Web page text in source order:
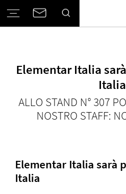
Elementar Italia
Italia
ALLO STAND N° 307
NOSTRO STAFF:
Elementar Italia sarà
Italia